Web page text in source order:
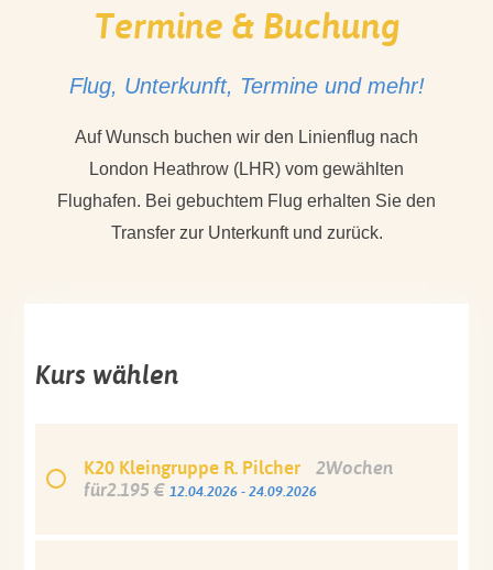
Termine & Buchung
Flug, Unterkunft, Termine und mehr!
Auf Wunsch buchen wir den Linienflug nach
London Heathrow (LHR) vom gewählten
Flughafen. Bei gebuchtem Flug erhalten Sie den
Transfer zur Unterkunft und zurück.
Kurs wählen
K20 Kleingruppe R. Pilcher
für2.195 € 12.04.2026 - 24.09.2026